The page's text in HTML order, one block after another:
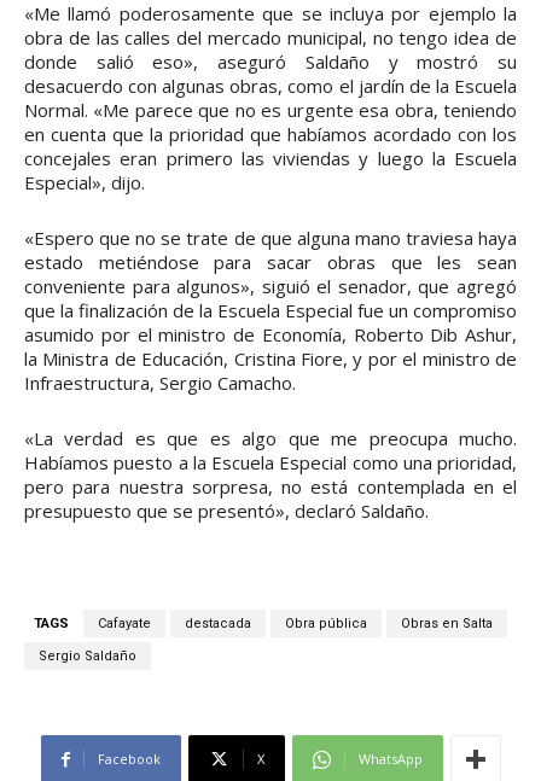
«Me llamó poderosamente que se incluya por ejemplo la
obra de las calles del mercado municipal, no tengo idea de
donde salió eso», aseguró Saldaño y mostró su
desacuerdo con algunas obras, como el jardín de la Escuela
Normal. «Me parece que no es urgente esa obra, teniendo
en cuenta que la prioridad que habíamos acordado con los
concejales eran primero las viviendas y luego la Escuela
Especial», dijo.
«Espero que no se trate de que alguna mano traviesa haya
estado metiéndose para sacar obras que les sean
conveniente para algunos», siguió el senador, que agregó
que la finalización de la Escuela Especial fue un compromiso
asumido por el ministro de Economía, Roberto Dib Ashur,
la Ministra de Educación, Cristina Fiore, y por el ministro de
Infraestructura, Sergio Camacho.
«La verdad es que es algo que me preocupa mucho.
Habíamos puesto a la Escuela Especial como una prioridad,
pero para nuestra sorpresa, no está contemplada en el
presupuesto que se presentó», declaró Saldaño.
TAGS Cafayate destacada Obra pública Obras en Salta
Sergio Saldaño
Facebook X WhatsApp